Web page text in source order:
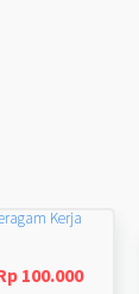
Kerja
100.000